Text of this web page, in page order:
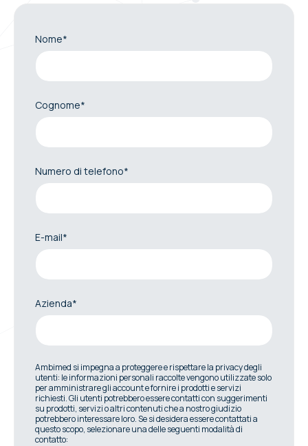
Nome*
Cognome*
Numero di telefono*
E-mail*
Azienda*
Ambimed si impegna a proteggere e rispettare la privacy degli
utenti: le informazioni personali raccolte vengono utilizzate solo
per amministrare gli account e fornire i prodotti e servizi
richiesti. Gli utenti potrebbero essere contatti con suggerimenti
su prodotti, servizi o altri contenuti che a nostro giudizio
potrebbero interessare loro. Se si desidera essere contattati a
questo scopo, selezionare una delle seguenti modalità di
contatto: